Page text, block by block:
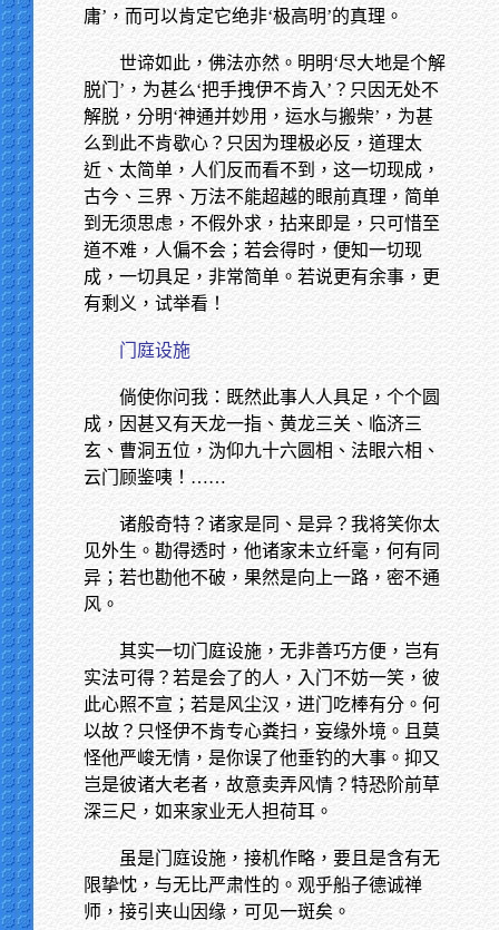
庸’，而可以肯定它绝非‘极高明’的真理。
世谛如此，佛法亦然。明明‘尽大地是个解
脱门’，为甚么‘把手拽伊不肯入’？只因无处不
解脱，分明‘神通并妙用，运水与搬柴’，为甚
么到此不肯歇心？只因为理极必反，道理太
近、太简单，人们反而看不到，这一切现成，
古今、三界、万法不能超越的眼前真理，简单
到无须思虑，不假外求，拈来即是，只可惜至
道不难，人偏不会；若会得时，便知一切现
成，一切具足，非常简单。若说更有余事，更
有剩义，试举看！
门庭设施
倘使你问我：既然此事人人具足，个个圆
成，因甚又有天龙一指、黄龙三关、临济三
玄、曹洞五位，沩仰九十六圆相、法眼六相、
云门顾鉴咦！……
诸般奇特？诸家是同、是异？我将笑你太
见外生。勘得透时，他诸家未立纤毫，何有同
异；若也勘他不破，果然是向上一路，密不通
风。
其实一切门庭设施，无非善巧方便，岂有
实法可得？若是会了的人，入门不妨一笑，彼
此心照不宣；若是风尘汉，进门吃棒有分。何
以故？只怪伊不肯专心粪扫，妄缘外境。且莫
怪他严峻无情，是你误了他垂钓的大事。抑又
岂是彼诸大老者，故意卖弄风情？特恐阶前草
深三尺，如来家业无人担荷耳。
虽是门庭设施，接机作略，要且是含有无
限挚忱，与无比严肃性的。观乎船子德诚禅
师，接引夹山因缘，可见一斑矣。